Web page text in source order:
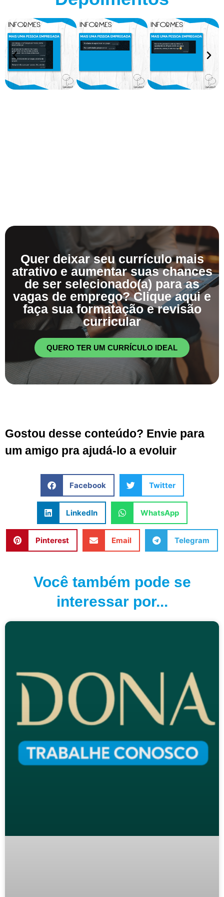
Quer deixar seu currículo mais
atrativo e aumentar suas chances
de ser selecionado(a) para as
vagas de emprego? Clique aqui e
faça sua formatação e revisão
curricular
QUERO TER UM CURRÍCULO IDEAL
Gostou desse conteúdo? Envie para
um amigo pra ajudá-lo a evoluir
Facebook Twitter
LinkedIn WhatsApp
Pinterest Email Telegram
Você também pode se
interessar por...